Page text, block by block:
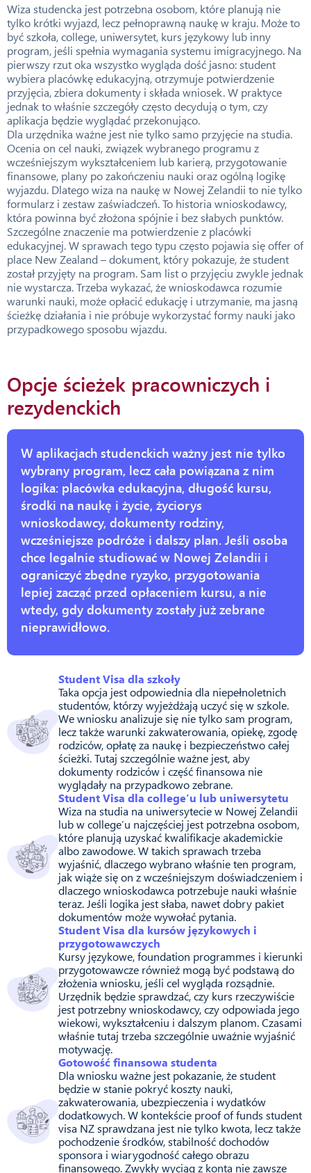
Wiza studencka jest potrzebna osobom, które planują nie
tylko krótki wyjazd, lecz pełnoprawną naukę w kraju. Może to
być szkoła, college, uniwersytet, kurs językowy lub inny
program, jeśli spełnia wymagania systemu imigracyjnego. Na
pierwszy rzut oka wszystko wygląda dość jasno: student
wybiera placówkę edukacyjną, otrzymuje potwierdzenie
przyjęcia, zbiera dokumenty i składa wniosek. W praktyce
jednak to właśnie szczegóły często decydują o tym, czy
aplikacja będzie wyglądać przekonująco.
Dla urzędnika ważne jest nie tylko samo przyjęcie na studia.
Ocenia on cel nauki, związek wybranego programu z
wcześniejszym wykształceniem lub karierą, przygotowanie
finansowe, plany po zakończeniu nauki oraz ogólną logikę
wyjazdu. Dlatego wiza na naukę w Nowej Zelandii to nie tylko
formularz i zestaw zaświadczeń. To historia wnioskodawcy,
która powinna być złożona spójnie i bez słabych punktów.
Szczególne znaczenie ma potwierdzenie z placówki
edukacyjnej. W sprawach tego typu często pojawia się offer of
place New Zealand – dokument, który pokazuje, że student
został przyjęty na program. Sam list o przyjęciu zwykle jednak
nie wystarcza. Trzeba wykazać, że wnioskodawca rozumie
warunki nauki, może opłacić edukację i utrzymanie, ma jasną
ścieżkę działania i nie próbuje wykorzystać formy nauki jako
przypadkowego sposobu wjazdu.
Opcje ścieżek pracowniczych i
rezydenckich
W aplikacjach studenckich ważny jest nie tylko
wybrany program, lecz cała powiązana z nim
logika: placówka edukacyjna, długość kursu,
środki na naukę i życie, życiorys
wnioskodawcy, dokumenty rodziny,
wcześniejsze podróże i dalszy plan. Jeśli osoba
chce legalnie studiować w Nowej Zelandii i
ograniczyć zbędne ryzyko, przygotowania
lepiej zacząć przed opłaceniem kursu, a nie
wtedy, gdy dokumenty zostały już zebrane
nieprawidłowo.
Student Visa dla szkoły
Taka opcja jest odpowiednia dla niepełnoletnich
studentów, którzy wyjeżdżają uczyć się w szkole.
We wniosku analizuje się nie tylko sam program,
lecz także warunki zakwaterowania, opiekę, zgodę
rodziców, opłatę za naukę i bezpieczeństwo całej
ścieżki. Tutaj szczególnie ważne jest, aby
dokumenty rodziców i część finansowa nie
wyglądały na przypadkowo zebrane.
Student Visa dla college’u lub uniwersytetu
Wiza na studia na uniwersytecie w Nowej Zelandii
lub w college’u najczęściej jest potrzebna osobom,
które planują uzyskać kwalifikacje akademickie
albo zawodowe. W takich sprawach trzeba
wyjaśnić, dlaczego wybrano właśnie ten program,
jak wiąże się on z wcześniejszym doświadczeniem i
dlaczego wnioskodawca potrzebuje nauki właśnie
teraz. Jeśli logika jest słaba, nawet dobry pakiet
dokumentów może wywołać pytania.
Student Visa dla kursów językowych i
przygotowawczych
Kursy językowe, foundation programmes i kierunki
przygotowawcze również mogą być podstawą do
złożenia wniosku, jeśli cel wygląda rozsądnie.
Urzędnik będzie sprawdzać, czy kurs rzeczywiście
jest potrzebny wnioskodawcy, czy odpowiada jego
wiekowi, wykształceniu i dalszym planom. Czasami
właśnie tutaj trzeba szczególnie uważnie wyjaśnić
motywację.
Gotowość finansowa studenta
Dla wniosku ważne jest pokazanie, że student
będzie w stanie pokryć koszty nauki,
zakwaterowania, ubezpieczenia i wydatków
dodatkowych. W kontekście proof of funds student
visa NZ sprawdzana jest nie tylko kwota, lecz także
pochodzenie środków, stabilność dochodów
sponsora i wiarygodność całego obrazu
finansowego. Zwykły wyciąg z konta nie zawsze